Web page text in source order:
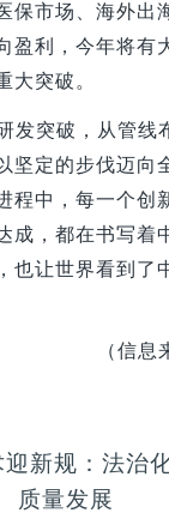
保市场、海外出
盈利，今年将有
大突破。
发突破，从管线
坚定的步伐迈向
程中，每一个创
成，都在书写着
也让世界看到了
（信息
新规：法治
质量发展